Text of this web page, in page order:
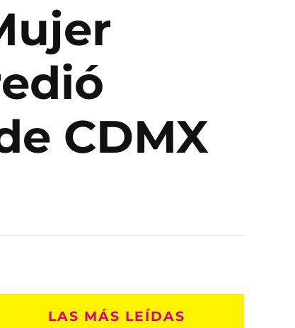
CDMX
LAS MÁS LEÍDAS